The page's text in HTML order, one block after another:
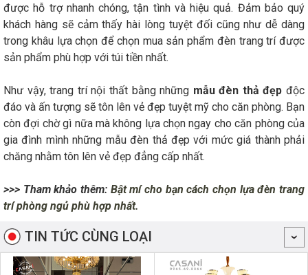
được hỗ trợ nhanh chóng, tận tình và hiệu quả. Đảm bảo quý
khách hàng sẽ cảm thấy hài lòng tuyệt đối cũng như dễ dàng
trong khâu lựa chọn để chọn mua sản phẩm đèn trang trí được
sản phẩm phù hợp với túi tiền nhất.
Như vậy, trang trí nội thất bằng những mẫu đèn thả đẹp độc
đáo và ấn tượng sẽ tôn lên vẻ đẹp tuyệt mỹ cho căn phòng. Bạn
còn đợi chờ gì nữa mà không lựa chọn ngay cho căn phòng của
gia đình mình những mẫu đèn thả đẹp với mức giá thành phải
chăng nhằm tôn lên vẻ đẹp đẳng cấp nhất.
>>> Tham khảo thêm: Bật mí cho bạn cách chọn lựa đèn trang
trí phòng ngủ phù hợp nhất.
TIN TỨC CÙNG LOẠI